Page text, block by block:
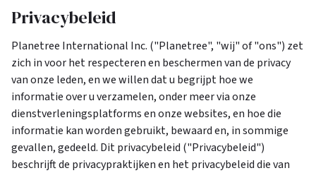
Privacybeleid
Planetree International Inc. ("Planetree", "wij" of "ons") zet
zich in voor het respecteren en beschermen van de privacy
van onze leden, en we willen dat u begrijpt hoe we
informatie over u verzamelen, onder meer via onze
dienstverleningsplatforms en onze websites, en hoe die
informatie kan worden gebruikt, bewaard en, in sommige
gevallen, gedeeld. Dit privacybeleid ("Privacybeleid")
beschrijft de privacypraktijken en het privacybeleid die van